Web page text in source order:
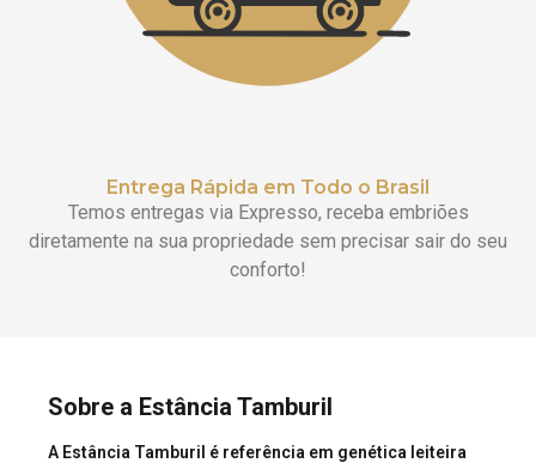
Entrega Rápida em Todo o Brasil
Temos entregas via Expresso, receba embriões
diretamente na sua propriedade sem precisar sair do seu
conforto!
Sobre a Estância Tamburil
A Estância Tamburil é referência em genética leiteira